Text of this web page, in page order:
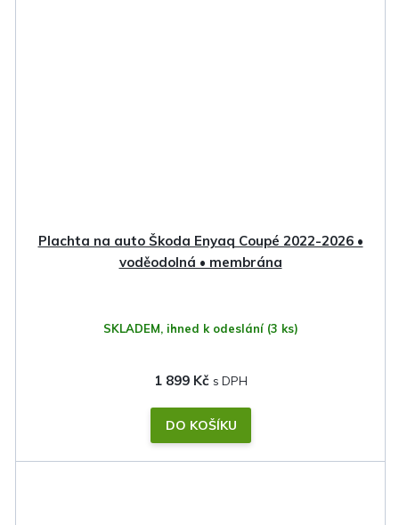
Plachta na auto Škoda Enyaq Coupé 2022-2026 •
voděodolná • membrána
SKLADEM, ihned k odeslání (3 ks)
1 899 Kč
DO KOŠÍKU